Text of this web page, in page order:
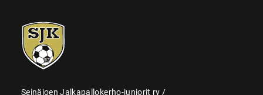
SJK-
juniorit
Seinäjoen Jalkapallokerho-juniorit ry /